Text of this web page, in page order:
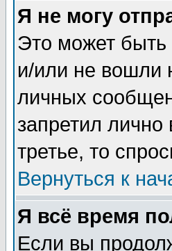
Я не могу
Это может быть
и/или не вошли
личных
запретил
третье, то
Вернуться к
Я всё время
Если вы